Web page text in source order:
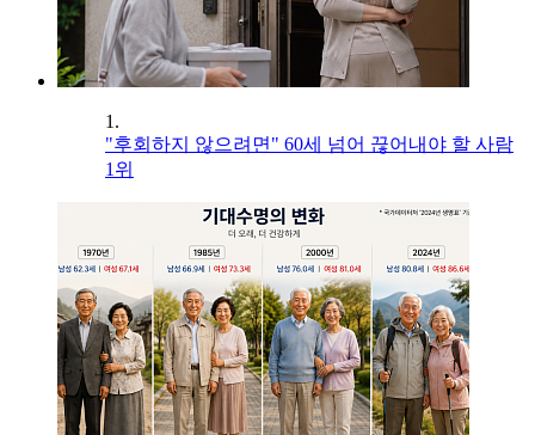
1.
"후회하지 않으려면" 60세 넘어 끊어내야 할 사람
1위